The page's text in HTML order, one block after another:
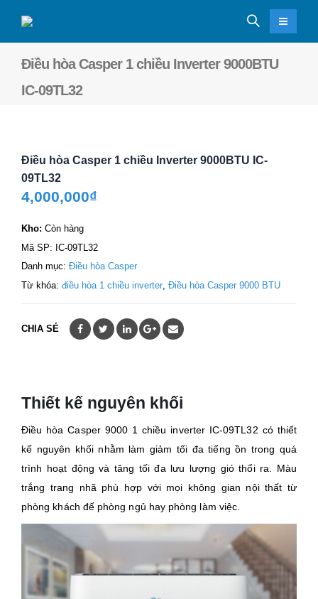
Điều hòa Casper 1 chiều Inverter 9000BTU
IC-09TL32
Điều hòa Casper 1 chiều Inverter 9000BTU IC-
09TL32
4,000,000₫
Kho: Còn hàng
Mã SP: IC-09TL32
Danh mục: Điều hòa Casper
Từ khóa: điều hòa 1 chiều inverter Điều hòa Casper 9000 BTU
CHIA SẺ
Thiết kế nguyên khối
Điều hòa Casper 9000 1 chiều inverter IC-09TL32 có thiết
kế nguyên khối nhằm làm giảm tối đa tiếng ồn trong quá
trình hoạt động và tăng tối đa lưu lượng gió thổi ra. Màu
trắng trang nhã phù hợp với mọi không gian nội thất từ
phòng khách đế phòng ngủ hay phòng làm việc.